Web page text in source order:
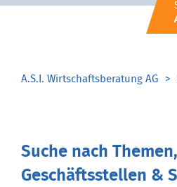
A.S.I. Wirtschaftsberatung AG
Suche nach
Geschäftsstellen &